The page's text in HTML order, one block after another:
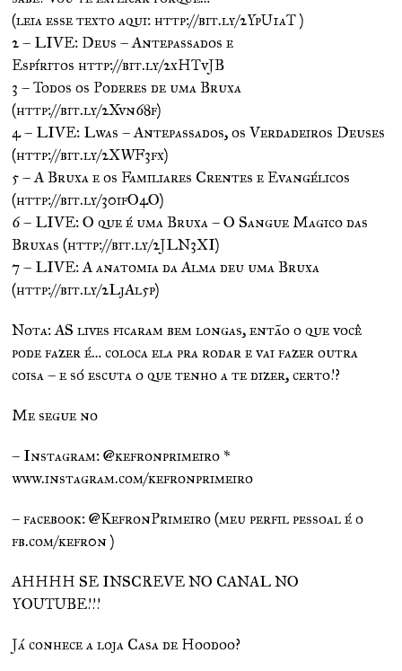
(leia esse texto aqui: http://bit.ly/2YpU1aT )
2 – LIVE: Deus – Antepassados e
Espíritos http://bit.ly/2xHTvJB
3 – Todos os Poderes de uma Bruxa
(http://bit.ly/2Xvn68f)
4 – LIVE: Lwas – Antepassados, os Verdadeiros Deuses
(http://bit.ly/2XWF3fx)
5 – A Bruxa e os Familiares Crentes e Evangélicos
(http://bit.ly/30ifO4O)
6 – LIVE: O que é uma Bruxa – O Sangue Magico das
Bruxas (http://bit.ly/2JLN3XI)
7 – LIVE: A anatomia da Alma deu uma Bruxa
(http://bit.ly/2LjAl5p)
Nota: AS lives ficaram bem longas, então o que você
pode fazer é… coloca ela pra rodar e vai fazer outra
coisa – e só escuta o que tenho a te dizer, certo!?
Me segue no
– Instagram: @kefronprimeiro *
www.instagram.com/kefronprimeiro
– facebook: @KefronPrimeiro (meu perfil pessoal é o
fb.com/kefr0n )
AHHHH SE INSCREVE NO CANAL NO
YOUTUBE!!!
Já conhece a loja Casa de Hoodoo?